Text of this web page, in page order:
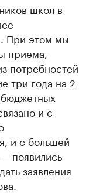
школ в
При этом мы
приема,
потребностей
три года на 2
бюджетных
и с
и с большей
появились
заявления